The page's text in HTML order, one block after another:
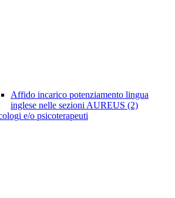
Affido incarico potenziamento lingua
inglese nelle sezioni AUREUS (2)
e/o psicoterapeuti